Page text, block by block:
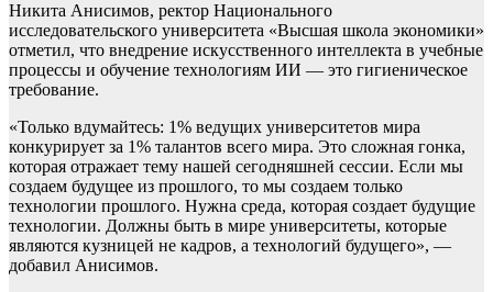
Никита Анисимов, ректор Национального
исследовательского университета «Высшая школа экономики»
отметил, что внедрение искусственного интеллекта в учебные
процессы и обучение технологиям ИИ — это гигиеническое
требование.
«Только вдумайтесь: 1% ведущих университетов мира
конкурирует за 1% талантов всего мира. Это сложная гонка,
которая отражает тему нашей сегодняшней сессии. Если мы
создаем будущее из прошлого, то мы создаем только
технологии прошлого. Нужна среда, которая создает будущие
технологии. Должны быть в мире университеты, которые
являются кузницей не кадров, а технологий будущего», —
добавил Анисимов.